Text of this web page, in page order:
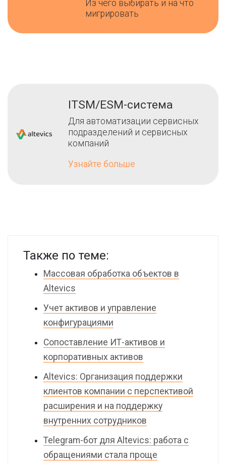
Из чего выбирать и на что
мигрировать
ITSM/ESM-система
Для автоматизации сервисных
подразделений и сервисных
компаний
Узнайте больше
Также по теме:
Массовая обработка объектов в
Altevics
Учет активов и управление
конфигурациями
Сопоставление ИТ-активов и
корпоративных активов
Altevics: Организация поддержки
клиентов компании с перспективой
расширения и на поддержку
внутренних сотрудников
Telegram-бот для Altevics: работа с
обращениями стала проще